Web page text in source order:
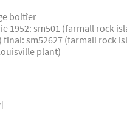
boitîer
1952: sm501 (farmall rock
sm52627 (farmall rock
plant)